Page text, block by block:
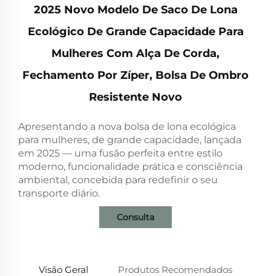
2025 Novo Modelo De Saco De Lona
Ecológico De Grande Capacidade Para
Mulheres Com Alça De Corda,
Fechamento Por Zíper, Bolsa De Ombro
Resistente Novo
Apresentando a nova bolsa de lona ecológica
para mulheres, de grande capacidade, lançada
em 2025 — uma fusão perfeita entre estilo
moderno, funcionalidade prática e consciência
ambiental, concebida para redefinir o seu
transporte diário.
Consulta
Visão Geral Produtos Recomendados